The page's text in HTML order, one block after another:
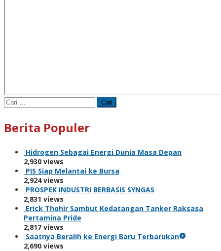
Cari
untuk:
Berita Populer
Hidrogen Sebagai Energi Dunia Masa Depan
2,930 views
PIS Siap Melantai ke Bursa
2,924 views
PROSPEK INDUSTRI BERBASIS SYNGAS
2,831 views
Erick Thohir Sambut Kedatangan Tanker Raksasa
Pertamina Pride
2,817 views
Saatnya Beralih ke Energi Baru Terbarukan
2,690 views